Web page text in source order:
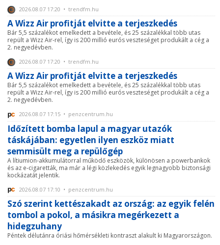
2026.08.07 17:20 • trendfm.hu
A Wizz Air profitját elvitte a terjeszkedés
Bár 5,5 százalékot emelkedett a bevétele, és 25 százalékkal több utas
repült a Wizz Air-rel, így is 200 millió eurós veszteséget produkált a cég a
2. negyedévben.
2026.08.07 17:20 • trendfm.hu
A Wizz Air profitját elvitte a terjeszkedés
Bár 5,5 százalékot emelkedett a bevétele, és 25 százalékkal több utas
repült a Wizz Air-rel, így is 200 millió eurós veszteséget produkált a cég a
2. negyedévben.
2026.08.07 17:15 • penzcentrum.hu
Időzített bomba lapul a magyar utazók
táskájában: egyetlen ilyen eszköz miatt
semmisült meg a repülőgép
A lítiumion-akkumulátorral működő eszközök, különösen a powerbankok
és az e-cigaretták, ma már a légi közlekedés egyik legnagyobb biztonsági
kockázatát jelentik.
2026.08.07 17:10 • penzcentrum.hu
Szó szerint kettészakadt az ország: az egyik felén
tombol a pokol, a másikra megérkezett a
hidegzuhany
Péntek délutánra óriási hőmérsékleti kontraszt alakult ki Magyarországon.